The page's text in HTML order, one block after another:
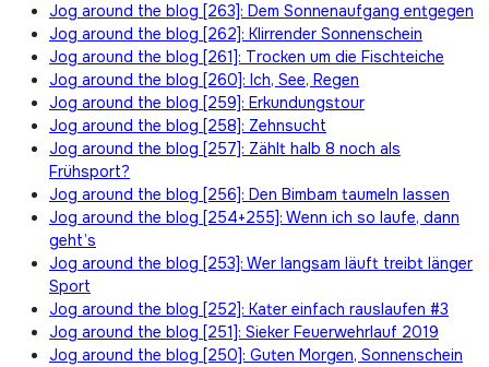
Jog around the blog [263]: Dem Sonnenaufgang entgegen
Jog around the blog [262]: Klirrender Sonnenschein
Jog around the blog [261]: Trocken um die Fischteiche
Jog around the blog [260]: Ich, See, Regen
Jog around the blog [259]: Erkundungstour
Jog around the blog [258]: Zehnsucht
Jog around the blog [257]: Zählt halb 8 noch als
Frühsport?
Jog around the blog [256]: Den Bimbam taumeln lassen
Jog around the blog [254+255]: Wenn ich so laufe, dann
geht’s
Jog around the blog [253]: Wer langsam läuft treibt länger
Sport
Jog around the blog [252]: Kater einfach rauslaufen #3
Jog around the blog [251]: Sieker Feuerwehrlauf 2019
Jog around the blog [250]: Guten Morgen, Sonnenschein